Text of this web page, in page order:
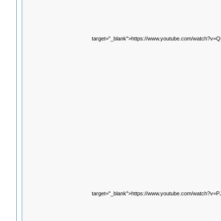
target="_blank">https://www.youtube.com/
target="_blank">https://www.youtube.com/